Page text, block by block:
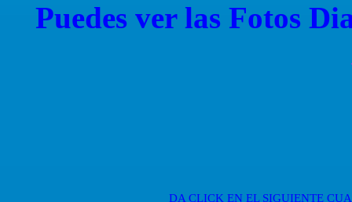
Puedes ver las Fotos
DA CLICK EN EL SIGUIENTE